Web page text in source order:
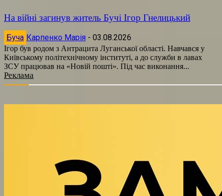
На війні загинув житель Бучі Ігор Гнелицький
Буча Карпенко Марія - 03.08.2026
Ігор був родом з Антрацита Луганської області. Навчався у
Київському політехнічному інституті, а до служби в лавах
ЗСУ працював на «Новій пошті». Під час виконання...
Реклама